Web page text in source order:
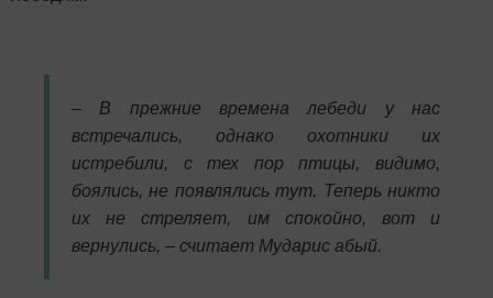
– В прежние времена лебеди у нас
встречались, однако охотники их
истребили, с тех пор птицы, видимо,
боялись, не появлялись тут. Теперь никто
их не стреляет, им спокойно, вот и
вернулись, – считает Мударис абый.